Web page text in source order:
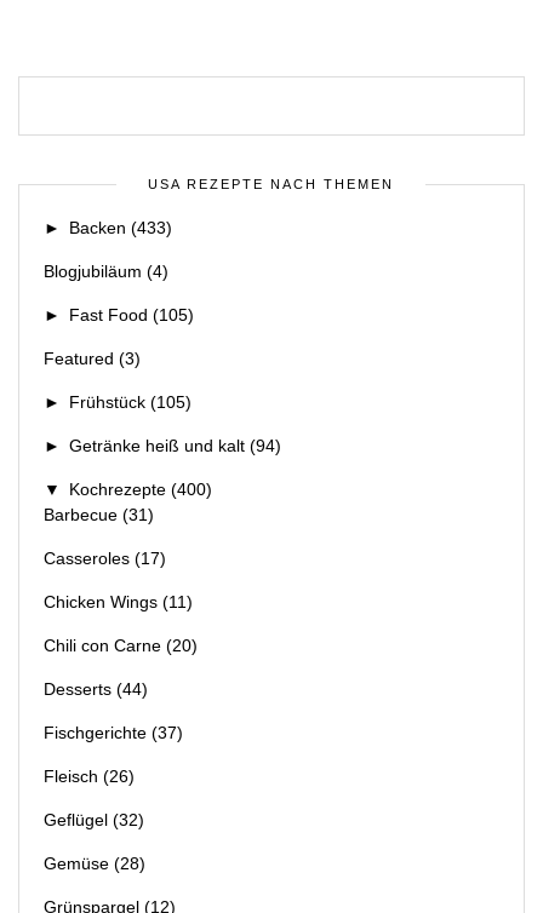
USA REZEPTE NACH THEMEN
► Backen (433)
Blogjubiläum (4)
► Fast Food (105)
Featured (3)
► Frühstück (105)
► Getränke heiß und kalt (94)
▼ Kochrezepte (400)
Barbecue (31)
Casseroles (17)
Chicken Wings (11)
Chili con Carne (20)
Desserts (44)
Fischgerichte (37)
Fleisch (26)
Geflügel (32)
Gemüse (28)
Grünspargel (12)